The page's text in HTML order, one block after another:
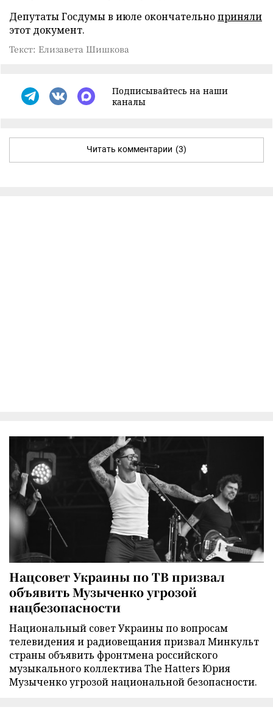
Депутаты Госдумы в июле окончательноприняли
этот документ.
Текст: Елизавета Шишкова
Подписывайтесь на наши
каналы
Читать комментарии (3)
Нацсовет Украины по ТВ призвал
объявить Музыченко угрозой
нацбезопасности
Национальный совет Украины по вопросам
телевидения и радиовещания призвал Минкульт
страны объявить фронтмена российского
музыкального коллектива The Hatters Юрия
Музыченко угрозой национальной безопасности.